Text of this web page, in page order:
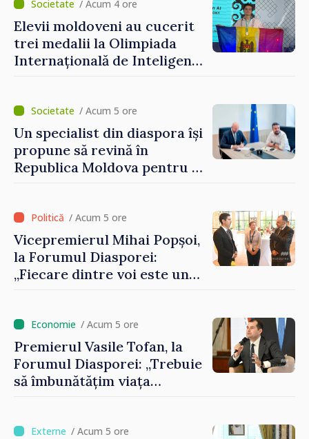
/ Acum 4 ore
Elevii moldoveni au cucerit
trei medalii la Olimpiada
Internațională de Inteligență
/ Acum 5 ore
Un specialist din diaspora își
propune să revină în
Republica Moldova pentru a
/ Acum 5 ore
Vicepremierul Mihai Popșoi,
la Forumul Diasporei:
„Fiecare dintre voi este un
imaginii Republicii Moldova”
/ Acum 5 ore
Premierul Vasile Tofan, la
Forumul Diasporei: „Trebuie
să îmbunătățim viața
/ Acum 5 ore